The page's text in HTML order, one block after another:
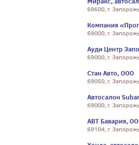
69600, г.
Компания
69000, г.
Ауди Центр
69000, г.
Стан Авто, ООО
69050, г.
Автосалон
69000, г.
АВТ Бавария,
69104, г.